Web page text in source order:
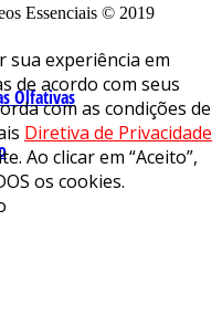
Olfativas
Essenciais © 2019
sua experiência em
de acordo com seus
com as condições de
Diretiva de Privacidade
Ao clicar em “Aceito”,
os cookies.